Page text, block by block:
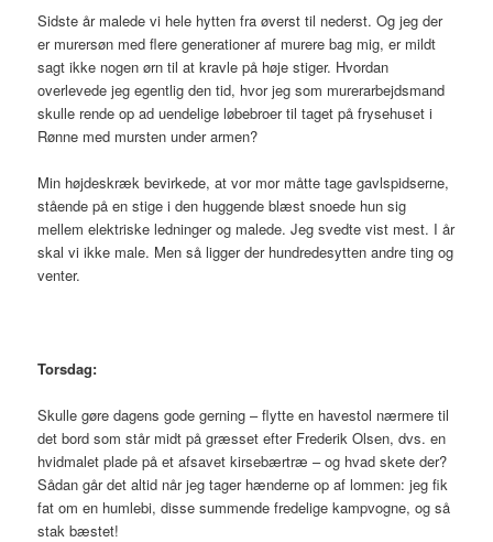
Sidste år malede vi hele hytten fra øverst til nederst. Og jeg der
er murersøn med flere generationer af murere bag mig, er mildt
sagt ikke nogen ørn til at kravle på høje stiger. Hvordan
overlevede jeg egentlig den tid, hvor jeg som murerarbejdsmand
skulle rende op ad uendelige løbebroer til taget på frysehuset i
Rønne med mursten under armen?
Min højdeskræk bevirkede, at vor mor måtte tage gavlspidserne,
stående på en stige i den huggende blæst snoede hun sig
mellem elektriske ledninger og malede. Jeg svedte vist mest. I år
skal vi ikke male. Men så ligger der hundredesytten andre ting og
venter.
Torsdag:
Skulle gøre dagens gode gerning – flytte en havestol nærmere til
det bord som står midt på græsset efter Frederik Olsen, dvs. en
hvidmalet plade på et afsavet kirsebærtræ – og hvad skete der?
Sådan går det altid når jeg tager hænderne op af lommen: jeg fik
fat om en humlebi, disse summende fredelige kampvogne, og så
stak bæstet!